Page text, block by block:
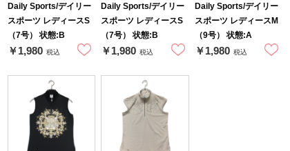
Daily Sports/デイリー
スポーツ レディースS
（7号） 状態:B
￥1,980 税込
Daily Sports/デイリー
スポーツ レディースS
（7号） 状態:B
￥1,980 税込
Daily Sports/デイリー
スポーツ レディースM
（9号） 状態:A
￥1,980 税込